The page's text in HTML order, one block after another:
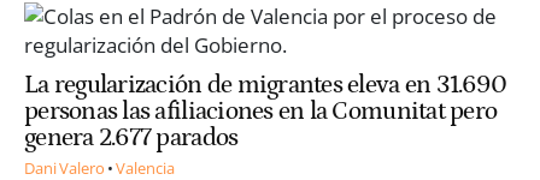
La regularización de migrantes eleva en 31.690
personas las afiliaciones en la Comunitat pero
genera 2.677 parados
Dani Valero Valencia